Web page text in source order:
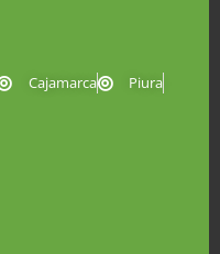
Cajamarca
Piura